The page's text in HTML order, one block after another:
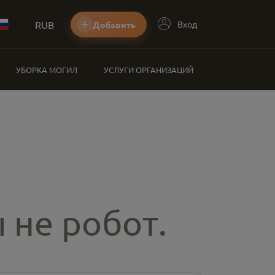
RUB Добавить Вход
УБОРКА МОГИЛ УСЛУГИ ОРГАНИЗАЦИЙ
робот.